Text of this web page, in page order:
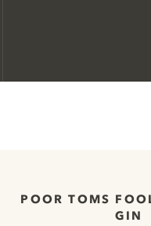
POOR TOMS
GIN